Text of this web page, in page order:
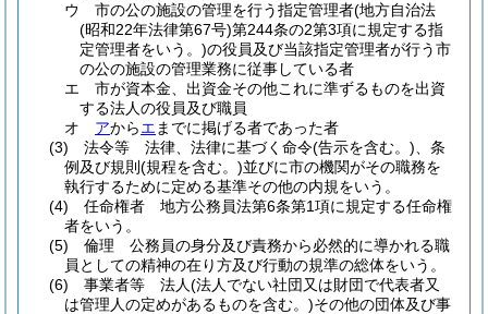
ウ
市の公の施設の管理を行う指定管理者(地方自治法
(昭和22年法律第67号)第244条の2第3項に規定する指
定管理者をいう。)の役員及び当該指定管理者が行う市
の公の施設の管理業務に従事している者
エ
市が資本金、出資金その他これに準ずるものを出資
する法人の役員及び職員
オ
アからエ までに掲げる者であった者
(3)
法令等 法律、法律に基づく命令(告示を含む。) 、条
例及び規則 (規程を含む。)並びに市の機関がその職務を
執行するために定める基準その他の内規をいう。
(4)
任命権者 地方公務員法第6条第1項に規定する任命権
者をいう。
(5)
倫理 公務員の身分及び責務から必然的に導かれる職
員としての精神の在り方及び行動の規準の総体をいう。
(6)
事業者等 法人(法人でない社団又は財団で代表者又
は管理人の定めがあるものを含む。)その他の団体及び事